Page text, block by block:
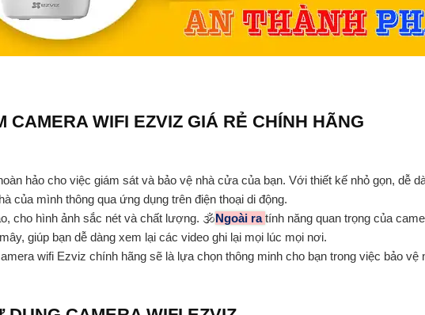
CAMERA WIFI EZVIZ GIÁ RẺ CHÍNH HÃNG
hảo cho việc giám sát và bảo vệ nhà cửa của bạn. Với thiết kế nhỏ gọn, dễ
của mình thông qua ứng dụng trên điện thoại di động.
cho hình ảnh sắc nét và chất lượng. 🕉️Ngoài ratính năng quan trọng của
giúp bạn dễ dàng xem lại các video ghi lại mọi lúc mọi nơi.
wifi Ezviz chính hãng sẽ là lựa chọn thông minh cho bạn trong việc bảo vệ